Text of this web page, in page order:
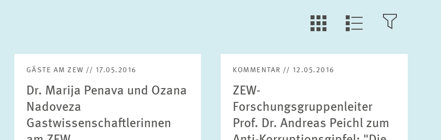
LLL:LIST.OPEN.FILTER
LLL:LIST.VIEW
GÄSTE AM ZEW // 17.05.2016
Dr. Marija Penava und Ozana
Nadoveza
Gastwissenschaftlerinnen
KOMMENTAR // 12.05.2016
ZEW-
Forschungsgruppenleiter
Prof. Dr. Andreas Peichl zum